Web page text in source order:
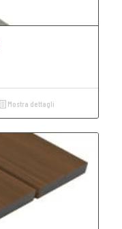
Mostra dettagli